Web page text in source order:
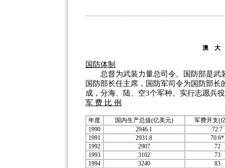
澳
国防体制
总督为武装力量总司令。国防部是武
国防部长任主席，国防军司令为国防部
成，分海、陆、空3个军种。实行志愿兵
军 费 比 例
年度 国内生产总值(亿美元)
军费开支(
1990
2946.1
72.7
1991
2931.8
70.6*
1992
2907
72
1993
3102
73
1994
3240
83